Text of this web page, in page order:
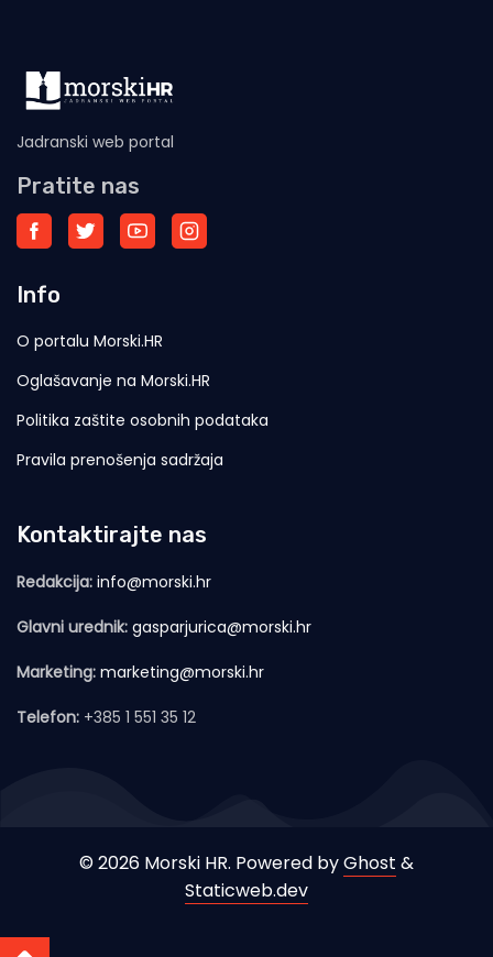
Jadranski web portal
Pratite nas
Info
O portalu Morski.HR
Oglašavanje na Morski.HR
Politika zaštite osobnih podataka
Pravila prenošenja sadržaja
Kontaktirajte nas
Redakcija: info@morski.hr
Glavni urednik: gasparjurica@morski.hr
Marketing: marketing@morski.hr
Telefon: +385 1 551 35 12
© 2026 Morski HR. Powered byGhost &
Staticweb.dev